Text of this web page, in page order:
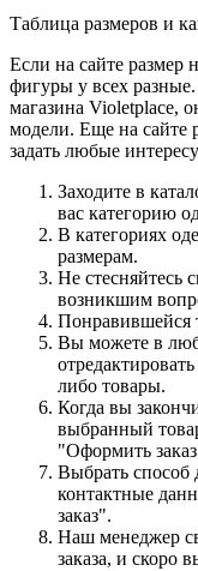
Таблица размеров и
Если на сайте размер
фигуры у всех
магазина Violetplace,
модели. Еще на сайте
задать любые
Заходите в
вас категорию
В категориях
размерам.
Не стесняйтесь
возникшим
Понравившейся
Вы можете в
либо товары.
Когда вы
выбранный
"Оформить
Выбрать способ
контактные
заказ".
Наш менеджер
заказа, и скоро